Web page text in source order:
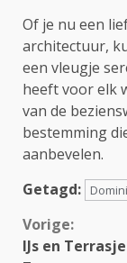
Of je nu een
architectuur,
een vleugje
heeft voor elk
van de
bestemming
aanbevelen.
Getagd:
Continue
Vorige:
IJs en